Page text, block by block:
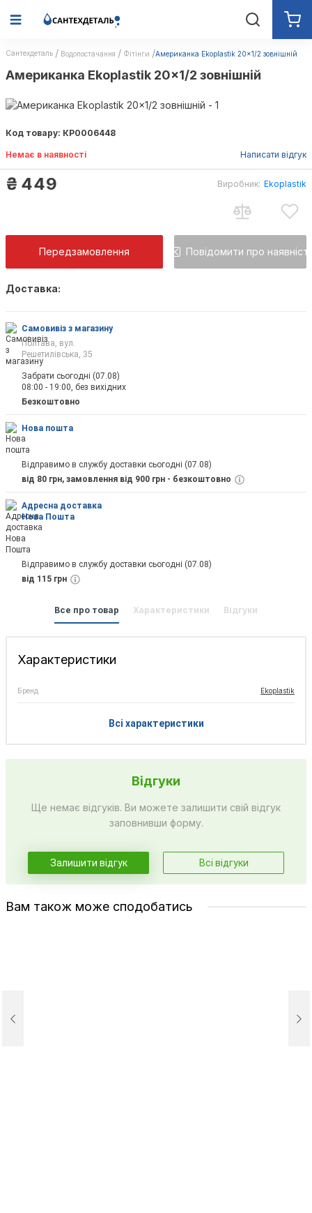
Сантехдеталь Водопостачання Фітінги Американка Ekoplastik 20x1/2 зовнішній
Американка Ekoplastik 20x1/2 зовнішній
Код товару: КР0006448
Немає в наявності Написати відгук
₴ 449 Виробник: Ekoplastik
Передзамовлення Повідомити про
Доставка:
Самовивіз з магазину
Полтава, вул.
Решетилівська, 35
Забрати сьогодні (07.08)
08:00 - 19:00, без вихідних
Безкоштовно
Нова пошта
Відправимо в службу доставки сьогодні (07.08)
від 80 грн, замовлення від 900 грн - безкоштовно
Адресна доставка
Нова Пошта
Відправимо в службу доставки сьогодні (07.08)
від 115 грн
Все про товар Характеристики Відгуки
Характеристики
Бренд Ekoplastik
Всі характеристики
Відгуки
Ще немає відгуків. Ви можете залишити свій відгук
заповнивши форму.
Залишити відгук Всі відгуки
Вам також може сподобатись